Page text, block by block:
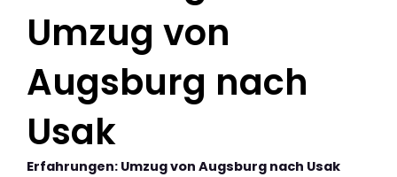
Umzug von
Augsburg nach
Usak
Erfahrungen: Umzug von Augsburg nach Usak